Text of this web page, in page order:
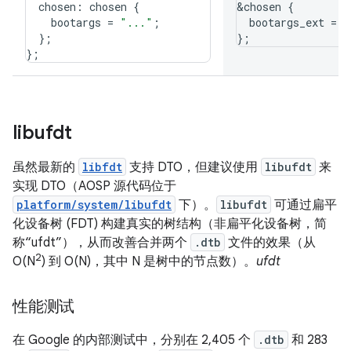
chosen : chosen {
bootargs = "..." ;
} ;
} ;
&chosen {
bootargs_ext =
};
libufdt
虽然最新的 libfdt 支持 DTO，但建议使用 libufdt 来
实现 DTO（AOSP 源代码位于
platform/system/libufdt 下）。 libufdt 可通过扁平
化设备树 (FDT) 构建真实的树结构（非扁平化设备树，简
称“ufdt”），从而改善合并两个
.dtb 文件的效果（从
O(N2) 到 O(N)，其中 N 是树中的节点数）。 ufdt
性能测试
在 Google 的内部测试中，分别在 2,405 个 .dtb 和 283